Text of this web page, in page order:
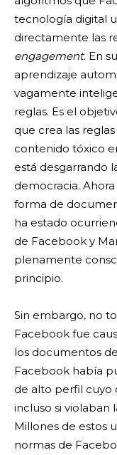
tecnología digital
directamente las
engagement. En
aprendizaje
vagamente
reglas. Es el
que crea las
contenido tóxico
está desgarrando
democracia.
forma de
ha estado
de Facebook y
plenamente
principio.
Sin embargo, no
Facebook fue
los documentos
Facebook había
de alto perfil cuyo
incluso si violaban
Millones de estos
normas de